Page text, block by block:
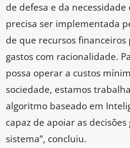
de defesa e da necessidade
precisa ser implementada
de que recursos financeiros
gastos com racionalidade.
possa operar a custos
sociedade, estamos
algoritmo baseado em
capaz de apoiar as
sistema”, concluiu.